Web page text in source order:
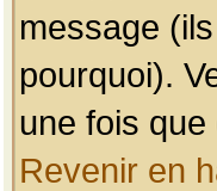
message
pourquoi).
une fois
Revenir en